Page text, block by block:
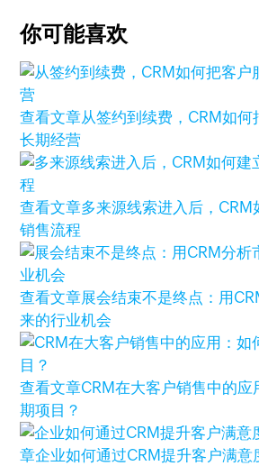
你可能喜欢
查看文章从签约到续费，CRM如何
长期经营
查看文章多来源线索进入后，CRM
销售流程
查看文章展会结束不是终点：用
来的行业机会
查看文章CRM在大客户销售中的应
期项目？
章企业如何通过CRM提升客户满意